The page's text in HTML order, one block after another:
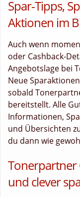
Spar-Tipps,
Aktionen im
Auch wenn
oder Cashback-
Angebotslage bei
Neue
sobald
bereitstellt. Alle
Informationen,
und Übersichten
du dann wie
Tonerpartner
und clever